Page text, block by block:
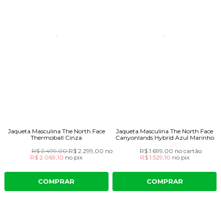
Jaqueta Masculina The North Face
Thermoball Cinza
R$ 2.499,00R$ 2.299,00 no cartão
R$ 2.069,10 no pix
COMPRAR
Jaqueta Masculina The North Face
Canyonlands Hybrid Azul Marinho
R$ 1.699,00 no cartão
R$ 1.529,10 no pix
COMPRAR